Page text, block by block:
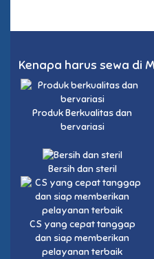
Kenapa harus sewa di
Produk Berkualitas dan
bervariasi
Bersih dan steril
CS yang cepat tanggap
dan siap memberikan
pelayanan terbaik